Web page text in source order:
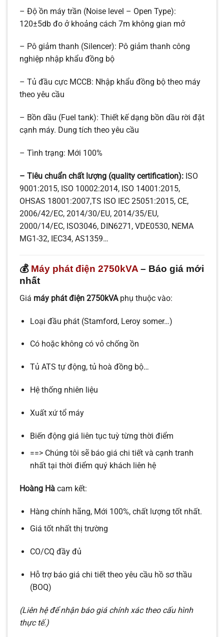
– Độ ồn máy trần (Noise level – Open Type):
120±5db đo ở khoảng cách 7m không gian mở
– Pô giảm thanh (Silencer): Pô giảm thanh công
nghiệp nhập khẩu đồng bộ
– Tủ đầu cực MCCB: Nhập khẩu đồng bộ theo máy
theo yêu cầu
– Bồn dầu (Fuel tank): Thiết kế dạng bồn dầu rời đặt
cạnh máy. Dung tích theo yêu cầu
– Tình trạng: Mới 100%
– Tiêu chuẩn chất lượng (quality certification): ISO
9001:2015, ISO 10002:2014, ISO 14001:2015,
OHSAS 18001:2007,TS ISO IEC 25051:2015, CE,
2006/42/EC, 2014/30/EU, 2014/35/EU,
2000/14/EC, ISO3046, DIN6271, VDE0530, NEMA
MG1-32, IEC34, AS1359…
💰 Máy phát điện 2750kVA – Báo giá mới
nhất
Giá máy phát điện 2750kVAphụ thuộc vào:
Loại đầu phát (Stamford, Leroy somer…)
Có hoặc không có vỏ chống ồn
Tủ ATS tự động, tủ hoà đồng bộ…
Hệ thống nhiên liệu
Xuất xứ tổ máy
Biến động giá liên tục tuỳ từng thời điểm
==> Chúng tôi sẽ báo giá chi tiết và cạnh tranh
nhất tại thời điểm quý khách liên hệ
Hoàng Hà cam kết:
Hàng chính hãng, Mới 100%, chất lượng tốt nhất.
Giá tốt nhất thị trường
CO/CQ đầy đủ
Hỗ trợ báo giá chi tiết theo yêu cầu hồ sơ thầu
(BOQ)
(Liên hệ để nhận báo giá chính xác theo cấu hình
thực tế.)